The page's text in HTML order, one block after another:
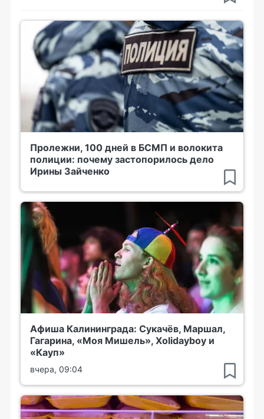
Пролежни, 100 дней в БСМП и волокита
полиции: почему застопорилось дело
Ирины Зайченко
Афиша Калининграда: Сукачёв, Маршал,
Гагарина, «Моя Мишель», Xolidayboy и
«Кауп»
вчера, 09:04